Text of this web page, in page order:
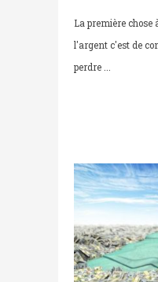
La première chose
l'argent c'est de
perdre ...